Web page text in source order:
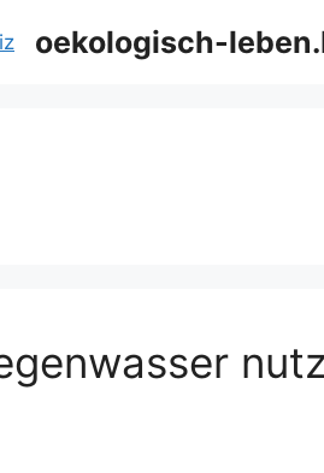
oekologisch-